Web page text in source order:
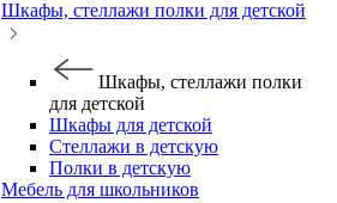
Шкафы, стеллажи полки для детской
Шкафы, стеллажи полки
для детской
Шкафы для детской
Стеллажи в детскую
Полки в детскую
Мебель для школьников